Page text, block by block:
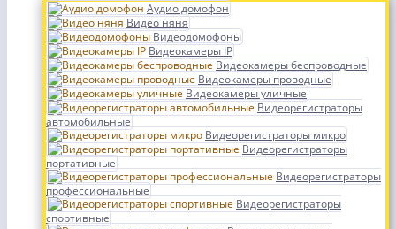
Аудио домофон
Видео няня
Видеодомофоны
Видеокамеры IP
Видеокамеры беспроводные
Видеокамеры проводные
Видеокамеры уличные
Видеорегистраторы
автомобильные
Видеорегистраторы микро
Видеорегистраторы
портативные
Видеорегистраторы
профессиональные
Видеорегистраторы
спортивные